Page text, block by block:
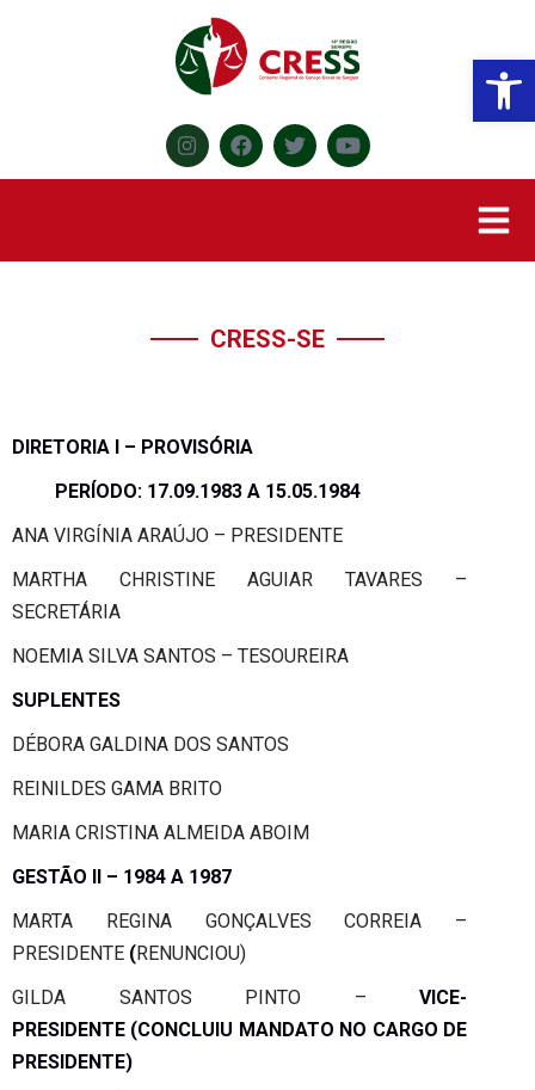
CRESS-SE
DIRETORIA I – PROVISÓRIA
PERÍODO: 17.09.1983 A 15.05.1984
ANA VIRGÍNIA ARAÚJO – PRESIDENTE
MARTHA CHRISTINE AGUIAR TAVARES –
SECRETÁRIA
NOEMIA SILVA SANTOS – TESOUREIRA
SUPLENTES
DÉBORA GALDINA DOS SANTOS
REINILDES GAMA BRITO
MARIA CRISTINA ALMEIDA ABOIM
GESTÃO II – 1984 A 1987
MARTA REGINA GONÇALVES CORREIA –
PRESIDENTE (RENUNCIOU)
GILDA SANTOS PINTO – VICE-
PRESIDENTE (CONCLUIU MANDATO NO CARGO DE
PRESIDENTE)